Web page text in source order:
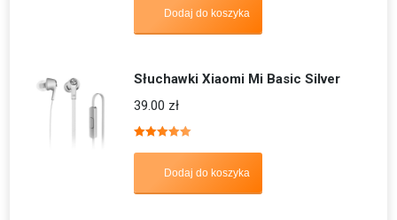
Dodaj do koszyka
Słuchawki Xiaomi Mi Basic Silver
39.00 zł
Dodaj do koszyka